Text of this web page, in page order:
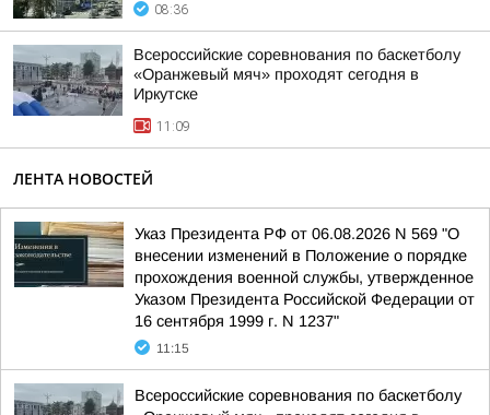
08:36
Всероссийские соревнования по баскетболу
«Оранжевый мяч» проходят сегодня в
Иркутске
11:09
ЛЕНТА НОВОСТЕЙ
Указ Президента РФ от 06.08.2026 N 569 "О
внесении изменений в Положение о порядке
прохождения военной службы, утвержденное
Указом Президента Российской Федерации от
16 сентября 1999 г. N 1237"
11:15
Всероссийские соревнования по баскетболу